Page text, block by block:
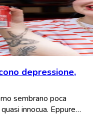
depressione,
sembrano poca
innocua. Eppure…